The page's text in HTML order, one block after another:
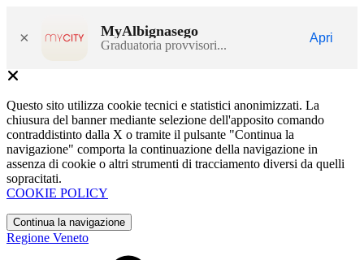
× MyAlbignasego
Graduatoria provvisori...
Apri
Questo sito utilizza cookie tecnici e statistici anonimizzati. La
chiusura del banner mediante selezione dell'apposito comando
contraddistinto dalla X o tramite il pulsante "Continua la
navigazione" comporta la continuazione della navigazione in
assenza di cookie o altri strumenti di tracciamento diversi da quelli
sopracitati.
COOKIE POLICY
Continua la navigazione
Regione Veneto